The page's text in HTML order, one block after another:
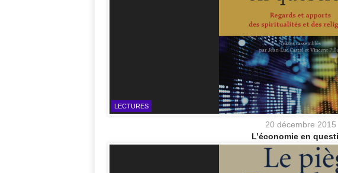
LECTURES
20 décembre 2015
L’économie en